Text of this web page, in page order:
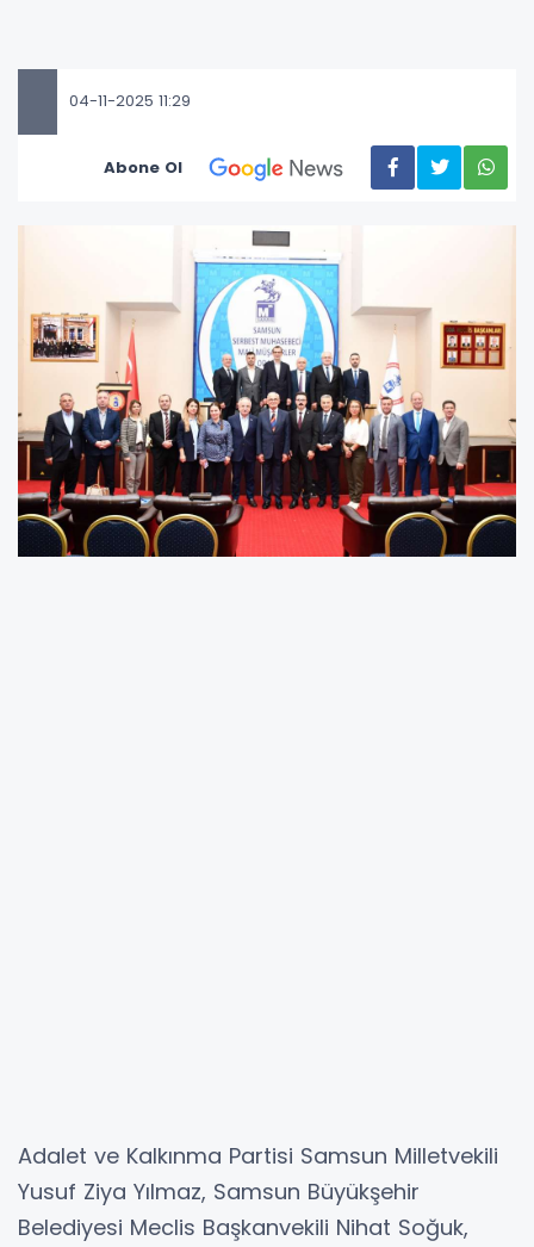
04-11-2025 11:29
Abone Ol
Adalet ve Kalkınma Partisi Samsun Milletvekili
Yusuf Ziya Yılmaz, Samsun Büyükşehir
Belediyesi Meclis Başkanvekili Nihat Soğuk,